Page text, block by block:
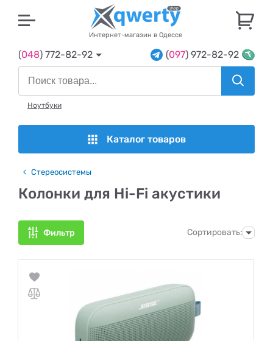
Интернет-магазин в Одессе
(048) 772-82-92 (097) 972-82-92
Ноутбуки
Каталог товаров
Стереосистемы
Колонки для Hi-Fi акустики
Фильтр Сортировать: